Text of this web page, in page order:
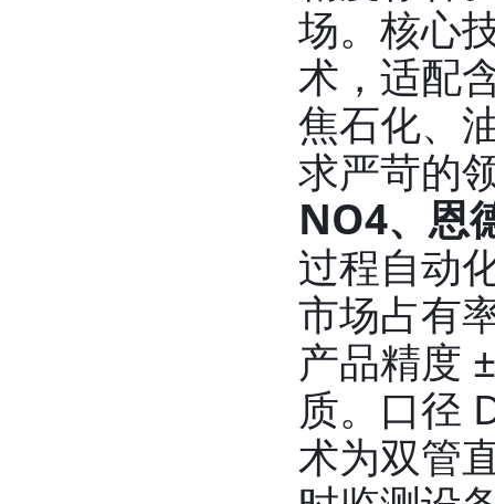
场。核心
术，适配
焦石化、
求严苛的
NO4、恩
过程自动
市场占有
产品精度
质。口径
术为双管